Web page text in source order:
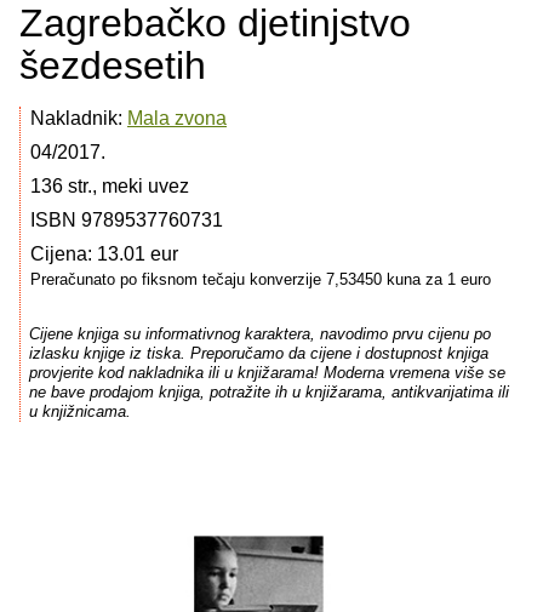
Zagrebačko djetinjstvo
šezdesetih
Nakladnik: Mala zvona
04/2017.
136 str., meki uvez
ISBN 9789537760731
Cijena: 13.01 eur
Preračunato po fiksnom tečaju konverzije 7,53450 kuna za 1 euro
Cijene knjiga su informativnog karaktera, navodimo prvu cijenu po
izlasku knjige iz tiska. Preporučamo da cijene i dostupnost knjiga
provjerite kod nakladnika ili u knjižarama! Moderna vremena više se
ne bave prodajom knjiga, potražite ih u knjižarama, antikvarijatima ili
u knjižnicama.